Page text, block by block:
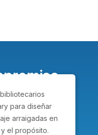
para diseñar
arraigadas en
el propósito.